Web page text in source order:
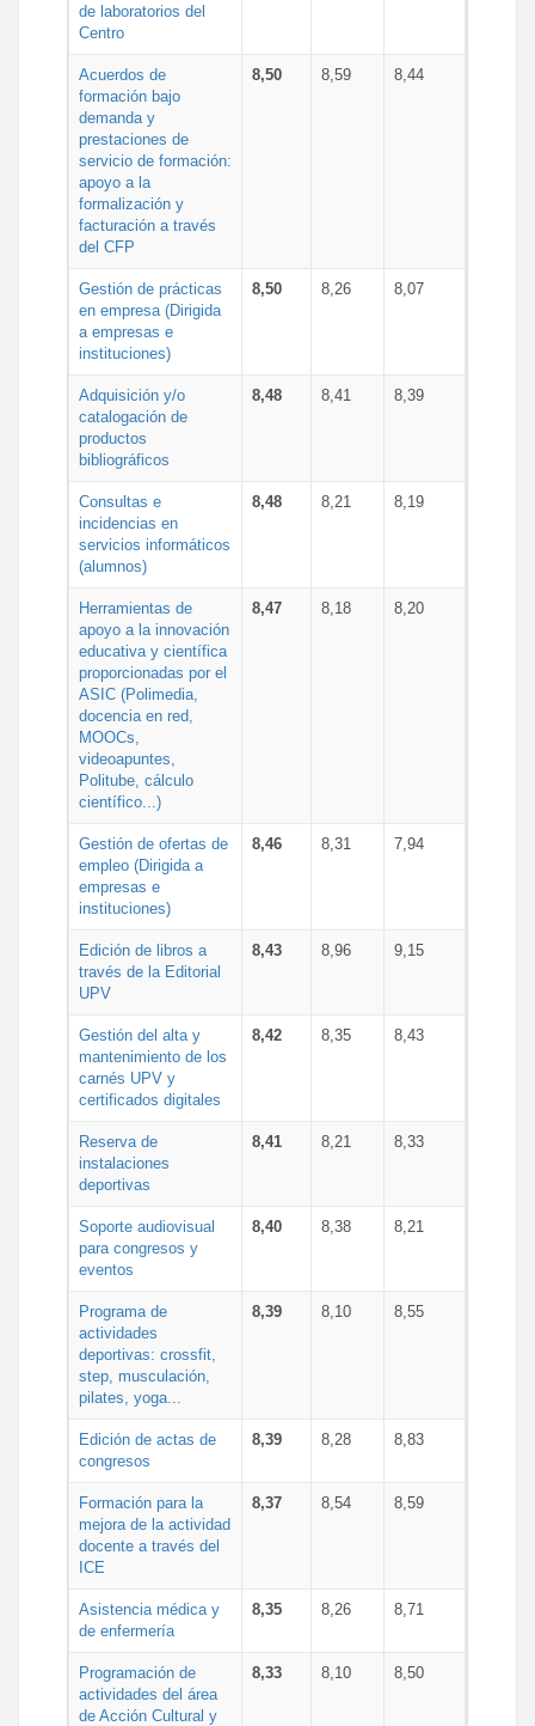
de laboratorios del
Centro
Acuerdos de
formación bajo
demanda y
prestaciones de
servicio de formación:
apoyo a la
formalización y
facturación a través
del CFP
8,50 8,59 8,44
Gestión de prácticas
en empresa (Dirigida
a empresas e
instituciones)
8,50 8,26 8,07
Adquisición y/o
catalogación de
productos
bibliográficos
8,48 8,41 8,39
Consultas e
incidencias en
servicios informáticos
(alumnos)
8,48 8,21 8,19
Herramientas de
apoyo a la innovación
educativa y científica
proporcionadas por el
ASIC (Polimedia,
docencia en red,
MOOCs,
videoapuntes,
Politube, cálculo
científico...)
8,47 8,18 8,20
Gestión de ofertas de
empleo (Dirigida a
empresas e
instituciones)
8,46 8,31 7,94
Edición de libros a
través de la Editorial
UPV
8,43 8,96 9,15
Gestión del alta y
mantenimiento de los
carnés UPV y
certificados digitales
8,42 8,35 8,43
Reserva de
instalaciones
deportivas
8,41 8,21 8,33
Soporte audiovisual
para congresos y
eventos
8,40 8,38 8,21
Programa de
actividades
deportivas: crossfit,
step, musculación,
pilates, yoga...
8,39 8,10 8,55
Edición de actas de
congresos
8,39 8,28 8,83
Formación para la
mejora de la actividad
docente a través del
ICE
8,37 8,54 8,59
Asistencia médica y
de enfermería
8,35 8,26 8,71
Programación de
actividades del área
de Acción Cultural y
8,33 8,10 8,50